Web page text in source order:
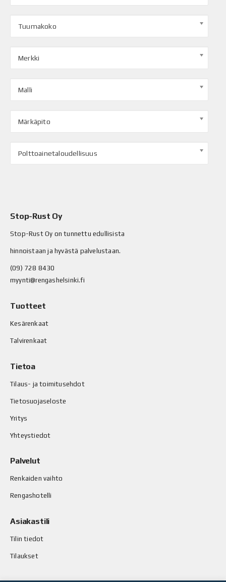
Tuumakoko
Merkki
Malli
Märkäpito
Polttoainetaloudellisuus
Stop-Rust Oy
Stop-Rust Oy on tunnettu edullisista
hinnoistaan ja hyvästä palvelustaan.
(09) 728 8430
myynti@rengashelsinki.fi
Tuotteet
Kesärenkaat
Talvirenkaat
Tietoa
Tilaus- ja toimitusehdot
Tietosuojaseloste
Yritys
Yhteystiedot
Palvelut
Renkaiden vaihto
Rengashotelli
Asiakastili
Tilin tiedot
Tilaukset